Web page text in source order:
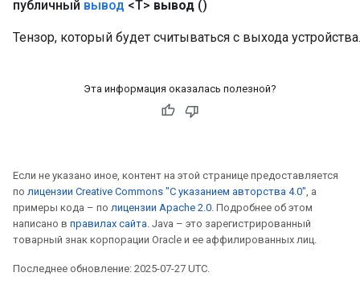
публичный вывод <T> вывод ()
Тензор, который будет считываться с выхода устройства.
Эта информация оказалась полезной?
Если не указано иное, контент на этой странице предоставляется
по лицензии Creative Commons "С указанием авторства 4.0", а
примеры кода – по лицензии Apache 2.0. Подробнее об этом
написано в правилах сайта. Java – это зарегистрированный
товарный знак корпорации Oracle и ее аффилированных лиц.
Последнее обновление: 2025-07-27 UTC.